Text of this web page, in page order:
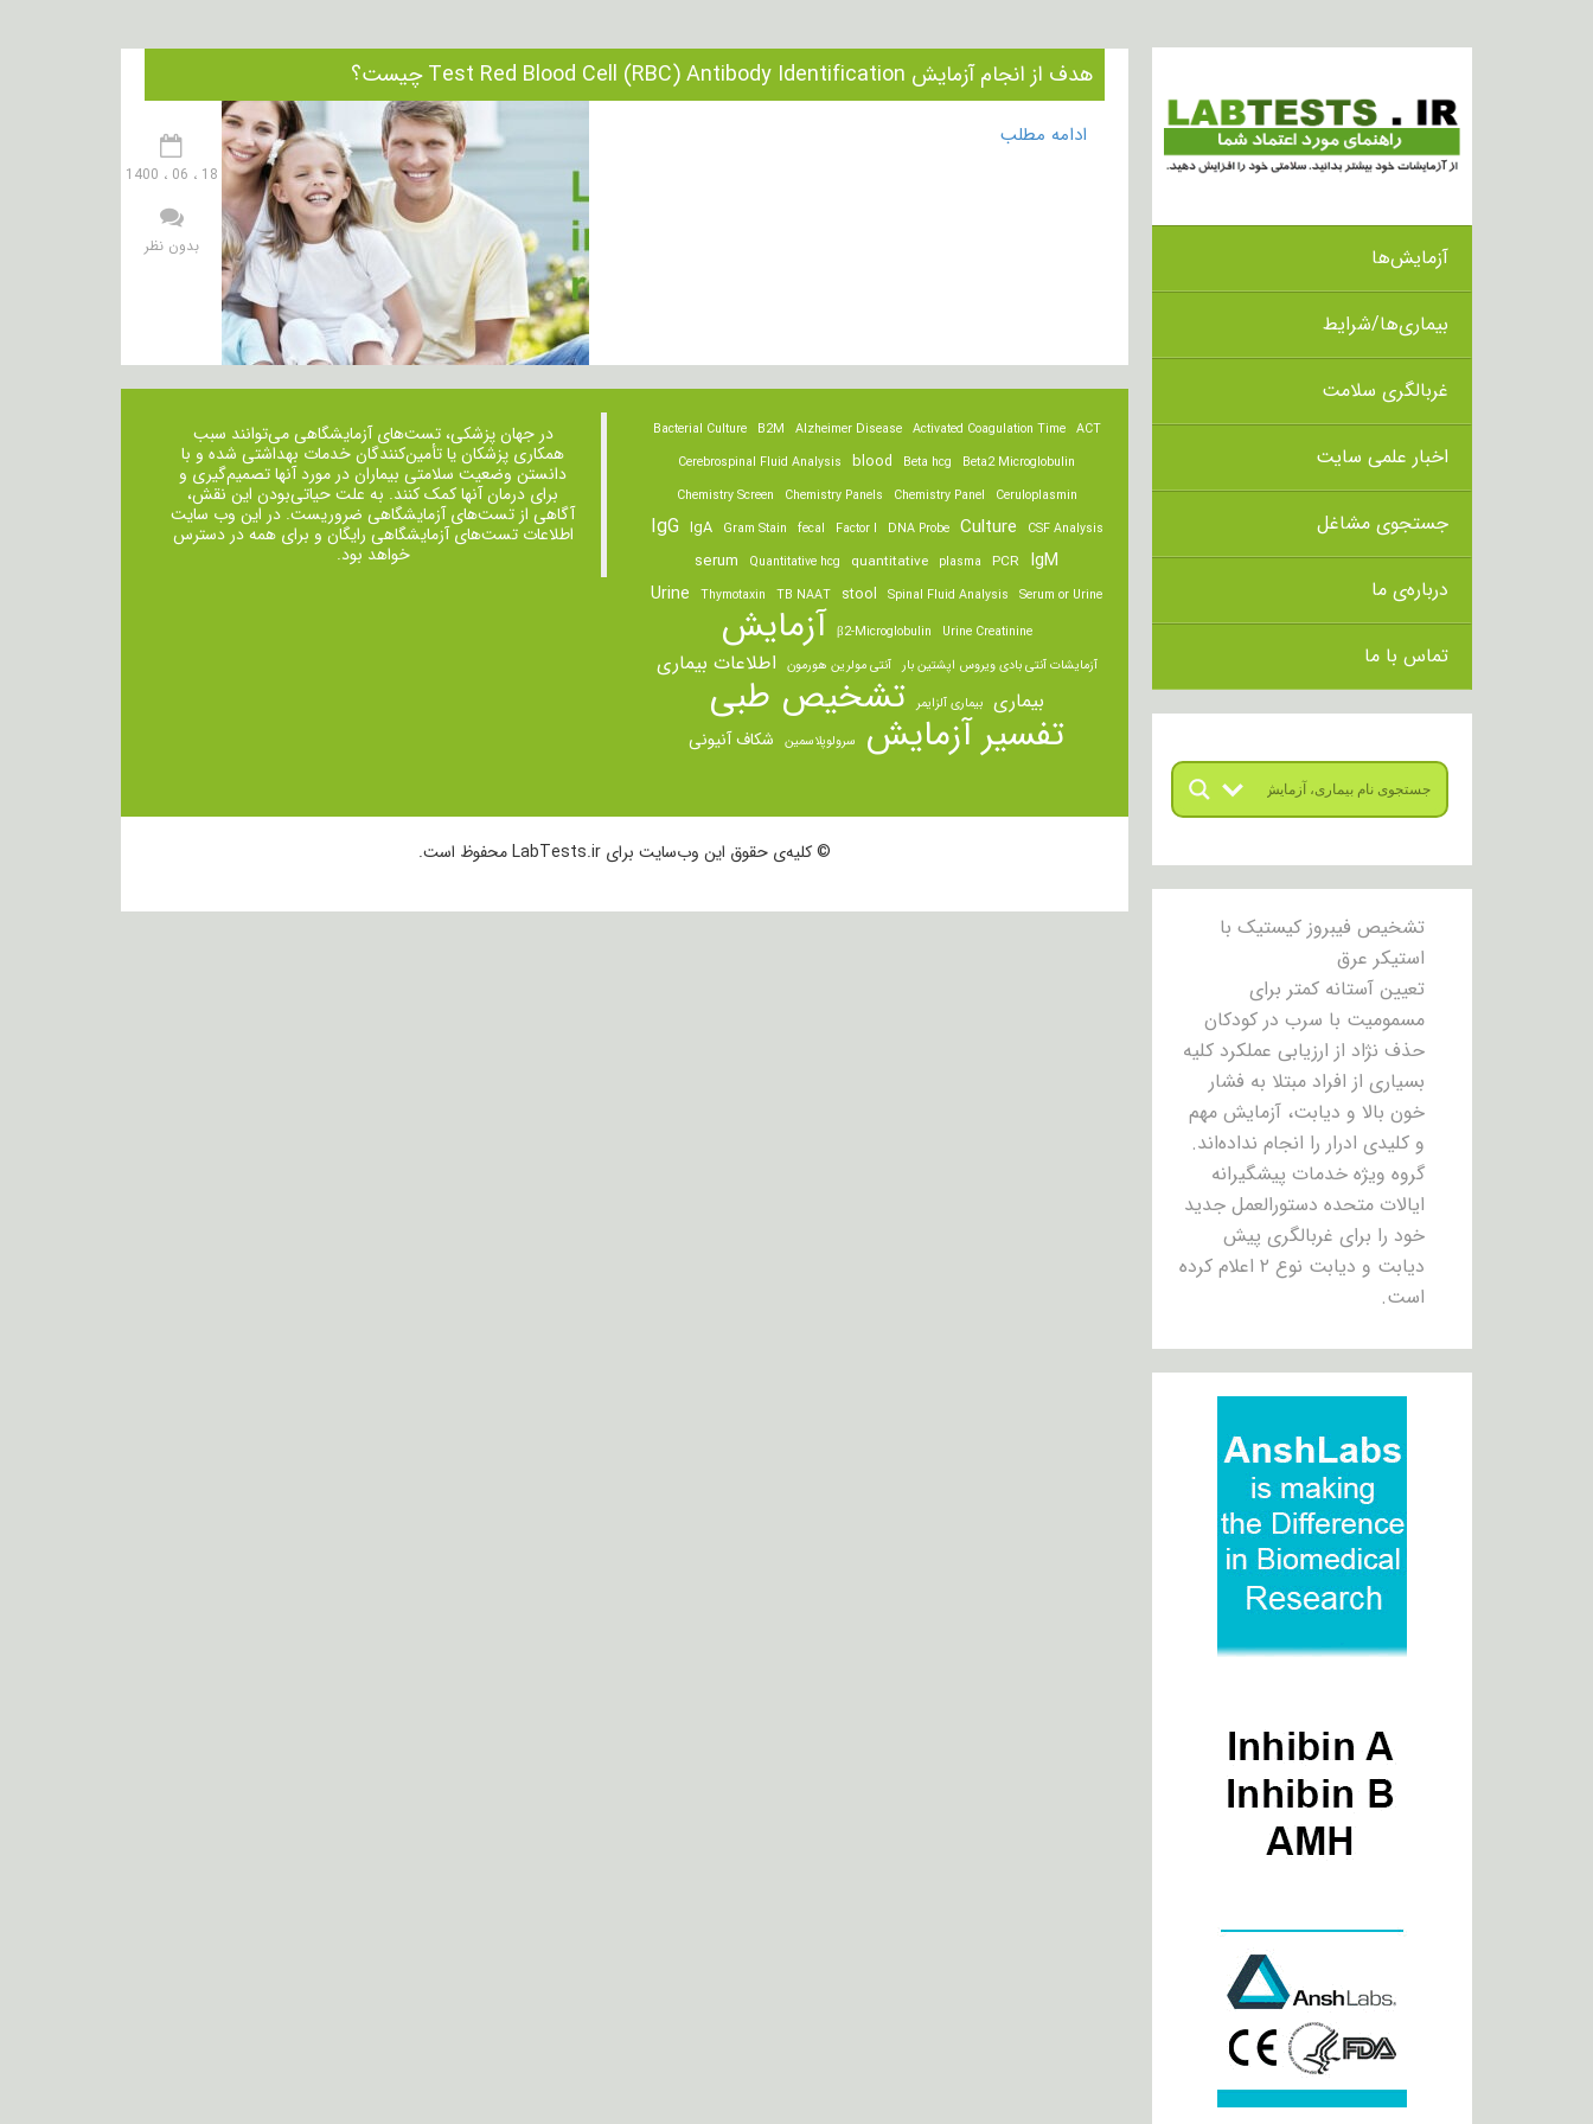
آزمایش‌ها
بیماری‌ها/شرایط
غربالگری سلامت
اخبار علمی سایت
جستجوی مشاغل
درباره‌ی ما
تماس با ما
تشخیص فیبروز کیستیک با
استیکر عرق
تعیین آستانه کمتر برای
مسمومیت با سرب در کودکان
حذف نژاد از ارزیابی عملکرد کلیه
بسیاری از افراد مبتلا به فشار
خون بالا و دیابت، آزمایش مهم
و کلیدی ادرار را انجام نداده‌اند.
گروه ویژه خدمات پیشگیرانه
ایالات متحده دستورالعمل جدید
خود را برای غربالگری پیش
دیابت و دیابت نوع ۲ اعلام کرده
است.
هدف از انجام آزمایش Test Red Blood Cell (RBC) Antibody Identification چیست؟
18 ، 06 ، 1400
بدون نظر
ادامه مطلب
ACT
Activated Coagulation Time
Alzheimer Disease
B2M
Bacterial Culture
Beta2 Microglobulin
Beta hcg
blood
Cerebrospinal Fluid Analysis
Ceruloplasmin
Chemistry Panel
Chemistry Panels
Chemistry Screen
CSF Analysis
Culture
DNA Probe
Factor I
fecal
Gram Stain
IgA
IgG
IgM
PCR
plasma
quantitative
Quantitative hcg
serum
Serum or Urine
Spinal Fluid Analysis
stool
TB NAAT
Thymotaxin
Urine
Urine Creatinine
β2-Microglobulin آزمایش
آزمایشات آنتی بادی ویروس اپشتین بار آنتی مولرین هورمون اطلاعات بیماری
بیماری بیماری آلزایمر تشخیص طبی
تفسیر آزمایش سرولوپلاسمین شکاف آنیونی
در جهان پزشکی، تست‌های آزمایشگاهی می‌توانند سبب
همکاری پزشکان یا تأمین‌کنندگان خدمات بهداشتی شده و با
دانستن وضعیت سلامتی بیماران در مورد آنها تصمیم‌گیری و
برای درمان ‌آنها کمک کنند. به علت حیاتی‌بودن این نقش،
آگاهی از تست‌های آزمایشگاهی ضروریست. در این وب سایت
اطلاعات تست‌های آزمایشگاهی رایگان و برای همه در دسترس
خواهد بود.
© کلیه‌ی حقوق این وب‌سایت برای LabTests.ir محفوظ است.